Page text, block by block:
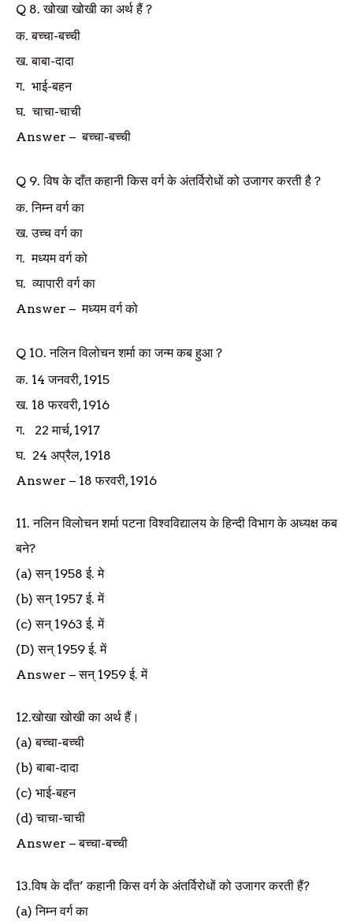
Q 8.खोखा खोखी का अर्थ हैं ?
क.बच्चा-बच्ची
ख.बाबा-दादा
ग. भाई-बहन
घ.चाचा-चाची
Answer –बच्चा-बच्ची
Q 9.विष के दाँत कहानी किस वर्ग के अंतर्विरोधों को उजागर करती है ?
क.निम्न वर्ग का
ख. उच्च वर्ग का
ग.मध्यम वर्ग को
घ.व्यापारी वर्ग का
Answer –मध्यम वर्ग को
Q 10.नलिन विलोचन शर्मा का जन्म कब हुआ?
क. 14जनवरी, 1915
ख. 18फरवरी, 1916
ग. 22मार्च, 1917
घ. 24 अप्रैल, 1918
Answer – 18फरवरी, 1916
11.नलिन विलोचन शर्मा पटना विश्वविद्यालय के हिन्दी विभाग के अध्यक्ष कब
बने?
(a)सन् 1958ई. मे
(b)सन् 1957ई. में
(c)सन् 1963ई. में
(D)सन् 1959ई. में
Answer –सन् 1959ई. में
12.खोखा खोखी का अर्थ हैं।
(a)बच्चा-बच्ची
(b)बाबा-दादा
(c) भाई-बहन
(d)चाचा-चाची
Answer –बच्चा-बच्ची
13.विष के दाँत’कहानी किस वर्ग के अंतर्विरोधों को उजागर करती हैं?
(a)निम्न वर्ग का